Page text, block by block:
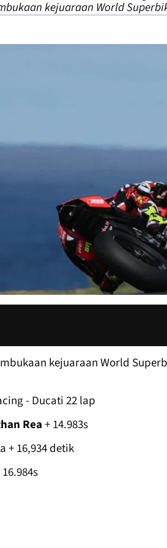
kejuaraan World
kejuaraan World
- Ducati 22 lap
Rea+ 14.983s
+ 16,934 detik